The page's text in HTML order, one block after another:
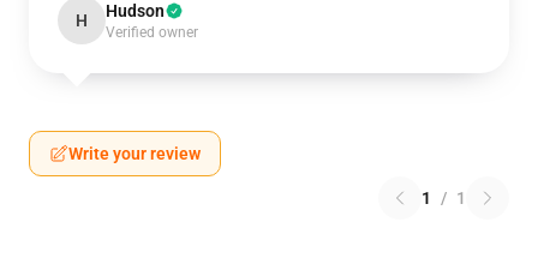
H Hudson
Verified owner
Write your review
1 / 1